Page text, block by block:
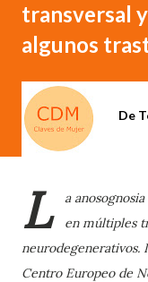
transversal
algunos
De
L
a
en múltiples
neurodegenerativos.
Centro Europeo de